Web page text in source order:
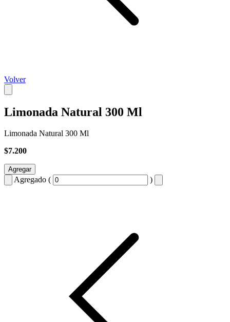
Volver
Limonada Natural 300 Ml
Limonada Natural 300 Ml
$7.200
Agregar
Agregado ( )